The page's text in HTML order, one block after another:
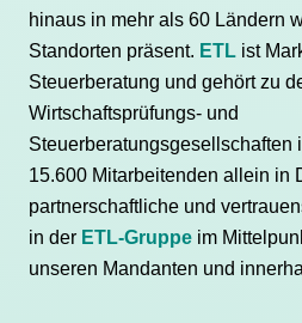
hinaus in mehr als 60 Ländern
Standorten präsent. ETL ist
Steuerberatung und gehört zu
Wirtschaftsprüfungs- und
Steuerberatungsgesellschaften
15.600 Mitarbeitenden allein in
partnerschaftliche und
in der ETL-Gruppe im
unseren Mandanten und